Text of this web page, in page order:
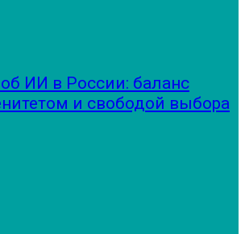
ИИ в России: баланс
и свободой выбора